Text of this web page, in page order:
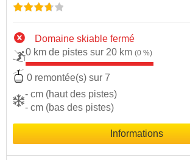
Domaine skiable fermé
0 km de pistes sur 20 km (0 %)
0 remontée(s) sur 7
- cm (haut des pistes)
- cm (bas des pistes)
Informations